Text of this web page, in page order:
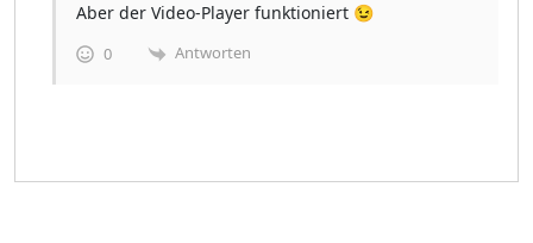
Aber der Video-Player funktioniert 😉
0 Antworten